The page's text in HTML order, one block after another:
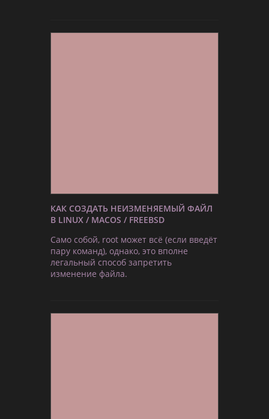
КАК СОЗДАТЬ НЕИЗМЕНЯЕМЫЙ ФАЙЛ
В LINUX / MACOS / FREEBSD
Само собой, root может всё (если введёт
пару команд), однако, это вполне
легальный способ запретить
изменение файла.